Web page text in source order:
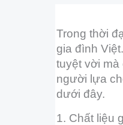
Trong thời
gia đình
tuyệt vời mà
người lựa
dưới đây.
1. Chất liệu